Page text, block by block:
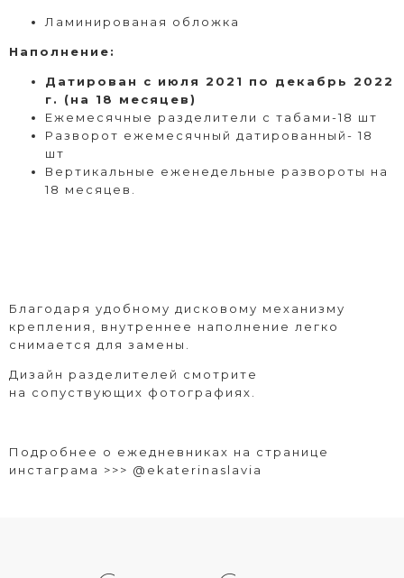
Ламинированая обложка
Наполнение:
Датирован с июля 2021 по декабрь 2022
г. (на 18 месяцев)
Ежемесячные разделители с табами-18 шт
Разворот ежемесячный датированный- 18
шт
Вертикальные еженедельные развороты на
18 месяцев.
Благодаря удобному дисковому механизму
крепления, внутреннее наполнение легко
снимается для замены.
Дизайн разделителей смотрите
на сопуствующих фотографиях.
Подробнее о ежедневниках на странице
инстаграма >>> @ekaterinaslavia